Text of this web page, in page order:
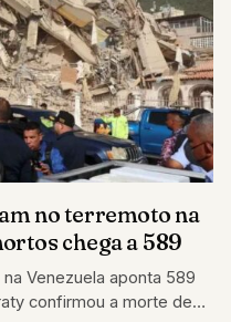
no terremoto na
chega a 589
Venezuela aponta 589
confirmou a morte de